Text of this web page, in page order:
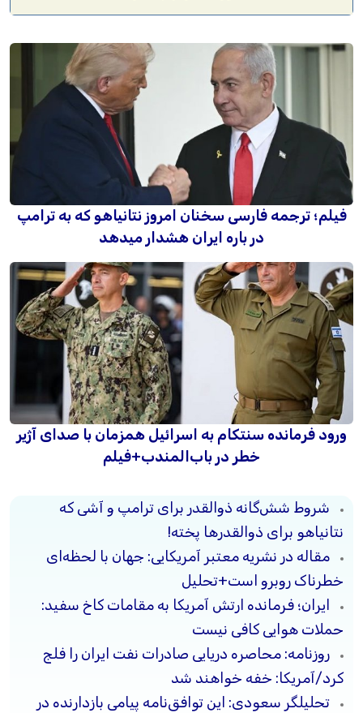
فیلم؛ ترجمه فارسی سخنان امروز نتانیاهو که به ترامپ
در باره ایران هشدار میدهد
ورود فرمانده سنتکام به اسرائیل همزمان با صدای آژیر
خطر در باب‌المندب+فیلم
شروط شش‌گانه ذوالقدر برای ترامپ و آشی که
نتانیاهو برای ذوالقدرها پخته!
مقاله در نشریه معتبر آمریکایی: جهان با لحظه‌ای
خطرناک روبرو است+تحلیل
ایران؛ فرمانده ارتش آمریکا به مقامات کاخ سفید:
حملات هوایی کافی نیست
روزنامه: محاصره دریایی صادرات نفت ایران را فلج
کرد/آمریکا: خفه خواهند شد
تحلیلگر سعودی: این توافق‌نامه پیامی بازدارنده در